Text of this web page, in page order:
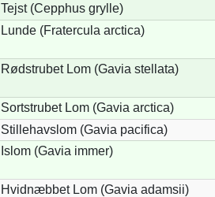
Tejst (Cepphus grylle)
Lunde (Fratercula arctica)
Rødstrubet Lom (Gavia stellata)
Sortstrubet Lom (Gavia arctica)
Stillehavslom (Gavia pacifica)
Islom (Gavia immer)
Hvidnæbbet Lom (Gavia adamsii)